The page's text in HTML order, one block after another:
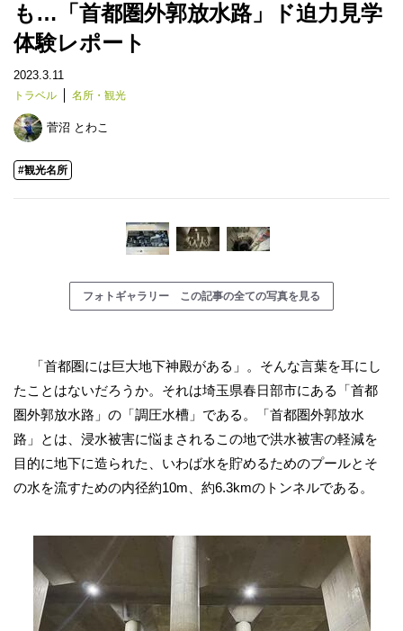
も…「首都圏外郭放水路」ド迫力見学
体験レポート
2023.3.11
トラベル 名所・観光
菅沼 とわこ
#観光名所
フォトギャラリー この記事の全ての写真を見る
「首都圏には巨大地下神殿がある」。そんな言葉を耳にし
たことはないだろうか。それは埼玉県春日部市にある「首都
圏外郭放水路」の「調圧水槽」である。「首都圏外郭放水
路」とは、浸水被害に悩まされるこの地で洪水被害の軽減を
目的に地下に造られた、いわば水を貯めるためのプールとそ
の水を流すための内径約10m、約6.3kmのトンネルである。